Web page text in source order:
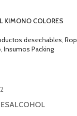
KIMONO COLORES
desechables,
, Insumos Packing
ALCOHOL